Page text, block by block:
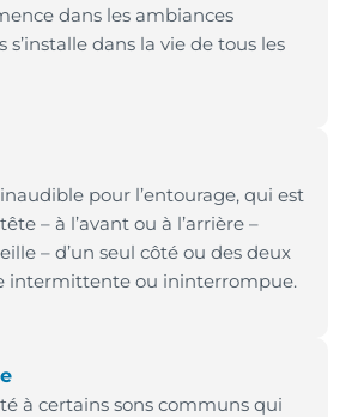
dans les ambiances
s’installe dans la vie de tous les
pour l’entourage, qui est
– à l’avant ou à l’arrière –
– d’un seul côté ou des deux
intermittente ou ininterrompue.
à certains sons communs qui